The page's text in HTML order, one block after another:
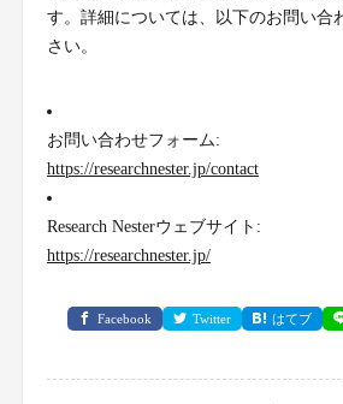
す。詳細については、以下のお問い合
さい。
お問い合わせフォーム:
https://researchnester.jp/contact
Research Nesterウェブサイト:
https://researchnester.jp/
Facebook Twitter はてブ